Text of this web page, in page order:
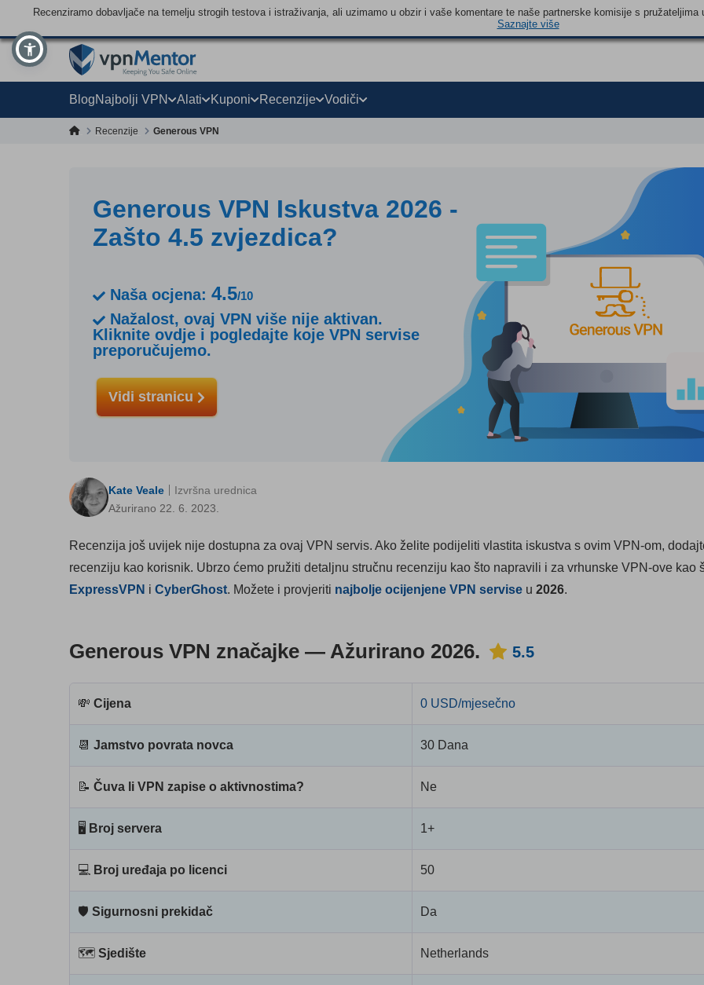
Recenziramo dobavljače na temelju strogih testova i istraživanja, ali uzimamo u obzir i vaše komentare te naše partnerske komisije s
Saznajte više
BlogNajbolji VPN Alati Kuponi Recenzije Vodiči
Recenzije Generous VPN
Generous VPN Iskustva 2026 -
Zašto 4.5 zvjezdica?
Naša ocjena: 4.5/10
Nažalost, ovaj VPN više nije aktivan.
Kliknite ovdje i pogledajte koje VPN servise
preporučujemo.
Vidi stranicu
Kate Veale
Ažurirano 22. 6. 2023.
Izvršna urednica
Recenzija još uvijek nije dostupna za ovaj VPN servis. Ako želite podijeliti vlastita iskustva s ovim VPN-om,
recenziju kao korisnik. Ubrzo ćemo pružiti detaljnu stručnu recenziju kao što napravili i za vrhunske VPN-ove kao
ExpressVPN i CyberGhost. Možete i provjeriti najbolje ocijenjene VPN servise u 2026.
Generous VPN značajke — Ažurirano 2026. 5.5
💸 Cijena 0 USD/mjesečno
📆 Jamstvo povrata novca 30 Dana
📝 Čuva li VPN zapise o aktivnostima? Ne
🖥 Broj servera 1+
💻 Broj uređaja po licenci 50
🛡 Sigurnosni prekidač Da
🗺 Sjedište Netherlands